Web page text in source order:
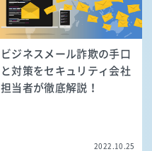
ビジネスメール詐欺の手口
と対策をセキュリティ会社
担当者が徹底解説！
2022.10.25